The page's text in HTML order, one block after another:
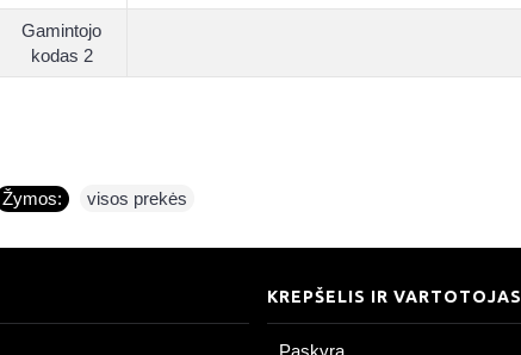
Gamintojo
kodas 2
Žymos: visos prekės
KREPŠELIS IR VARTOTOJAS
Paskyra